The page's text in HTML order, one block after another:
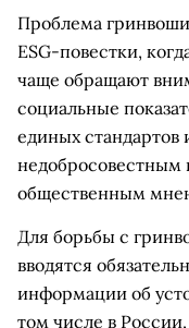
Проблема
ESG-повестки,
чаще обращают
социальные
единых стандартов
недобросовестным
общественным
Для борьбы с
вводятся
информации об
том числе в